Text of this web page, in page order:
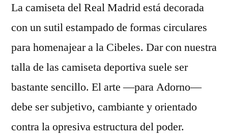
La camiseta del Real Madrid está decorada
con un sutil estampado de formas circulares
para homenajear a la Cibeles. Dar con nuestra
talla de las camiseta deportiva suele ser
bastante sencillo. El arte ―para Adorno―
debe ser subjetivo, cambiante y orientado
contra la opresiva estructura del poder.